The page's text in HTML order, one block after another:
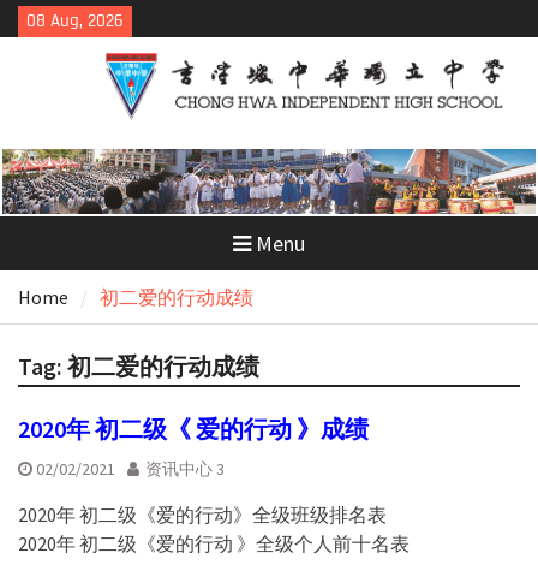
Skip
to
08 Aug, 2026
Menu
Home 初二爱的行动成绩
Tag: 初二爱的行动成绩
2020年 初二级《 爱的行动 》成绩
02/02/2021 资讯中心 3
2020年 初二级《爱的行动》全级班级排名表
2020年 初二级《爱的行动 》全级个人前十名表